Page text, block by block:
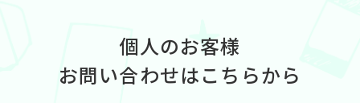
個人のお客様
お問い合わせはこちらから